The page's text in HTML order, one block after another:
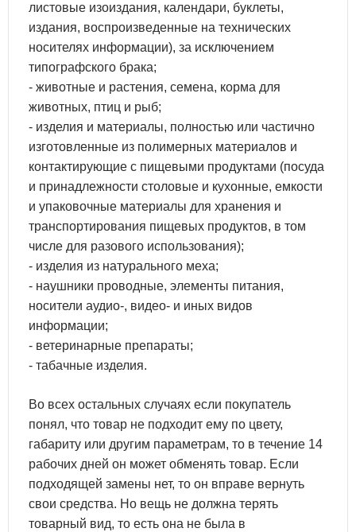
листовые изоиздания, календари, буклеты,
издания, воспроизведенные на технических
носителях информации), за исключением
типографского брака;
- животные и растения, семена, корма для
животных, птиц и рыб;
- изделия и материалы, полностью или частично
изготовленные из полимерных материалов и
контактирующие с пищевыми продуктами (посуда
и принадлежности столовые и кухонные, емкости
и упаковочные материалы для хранения и
транспортирования пищевых продуктов, в том
числе для разового использования);
- изделия из натурального меха;
- наушники проводные, элементы питания,
носители аудио-, видео- и иных видов
информации;
- ветеринарные препараты;
- табачные изделия.
Во всех остальных случаях если покупатель
понял, что товар не подходит ему по цвету,
габариту или другим параметрам, то в течение 14
рабочих дней он может обменять товар. Если
подходящей замены нет, то он вправе вернуть
свои средства. Но вещь не должна терять
товарный вид, то есть она не была в